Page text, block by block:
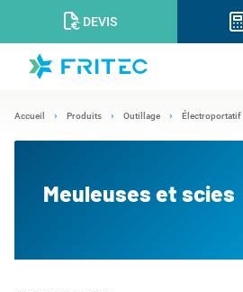
DEVIS
Accueil Produits Outillage Électroportatif
Meuleuses et scies